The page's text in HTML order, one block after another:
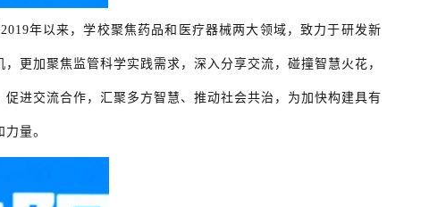
2019年以来，学校聚焦药品和医疗器械两大领域，致力于研发新
更加聚焦监管科学实践需求，深入分享交流，碰撞智慧火花，
进交流合作，汇聚多方智慧、推动社会共治，为加快构建具有
量。